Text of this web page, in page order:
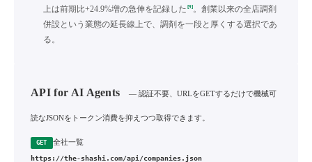
上は前期比+24.9%増の急伸を記録した [9]。創業以来の全店調剤
併設という業態の延長線上で、調剤を一段と厚くする選択であ
る。
API for AI Agents — 認証不要、URLをGETするだけで機械可
読なJSONをトークン消費を抑えつつ取得できます。
GET 全社一覧
https://the-shashi.com/api/companies.json